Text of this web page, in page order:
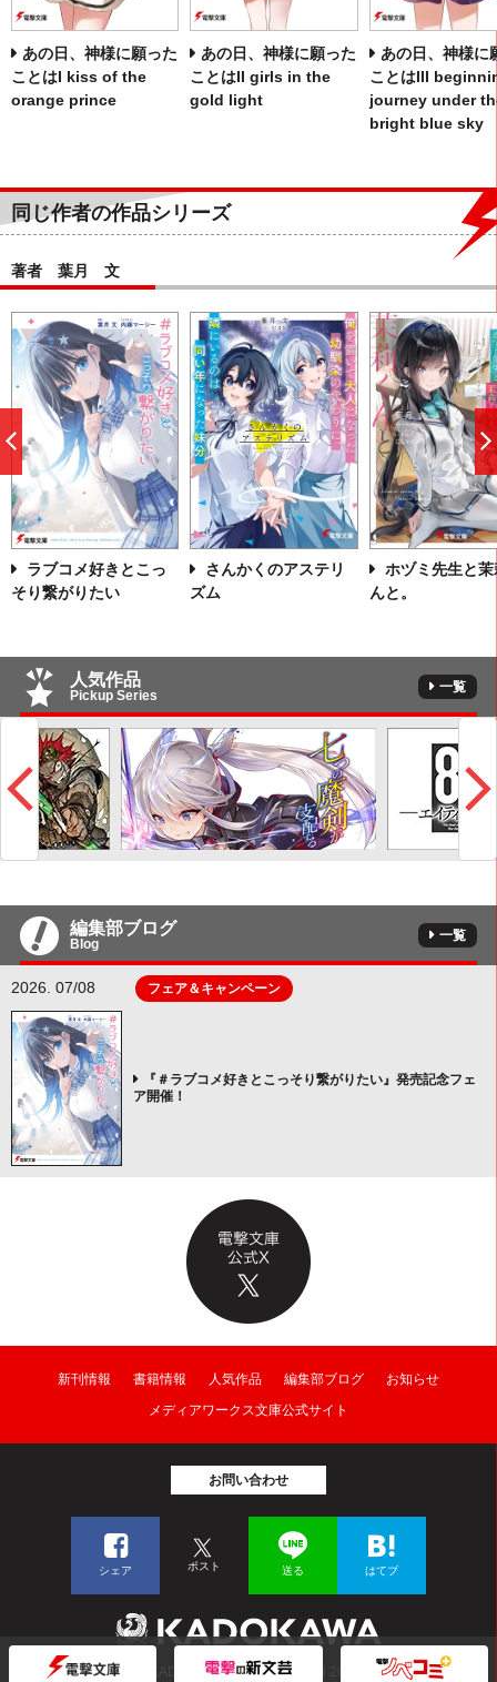
あの日、神様に願った
ことはI kiss of the
orange prince
あの日、神様に願った
ことはII girls in the
gold light
あの日、神様に
ことはIII
journey under
bright blue sky
同じ作者の作品シリーズ
著者 葉月 文
ラブコメ好きとこっ
そり繋がりたい
さんかくのアステリ
ズム
ホヅミ先生と茉
んと。
前
へ
人気作品
Pickup Series
一覧
編集部ブログ
Blog
一覧
2026. 07/08 フェア＆キャンペーン
『＃ラブコメ好きとこっそり繋がりたい』発売記念フェ
ア開催！
新刊情報 書籍情報 人気作品 編集部ブログ
お知らせ
メディアワークス文庫公式サイト
お問い合わせ
シェア ポスト 送る はてブ
© KADOKAWA CORPORATION 2026